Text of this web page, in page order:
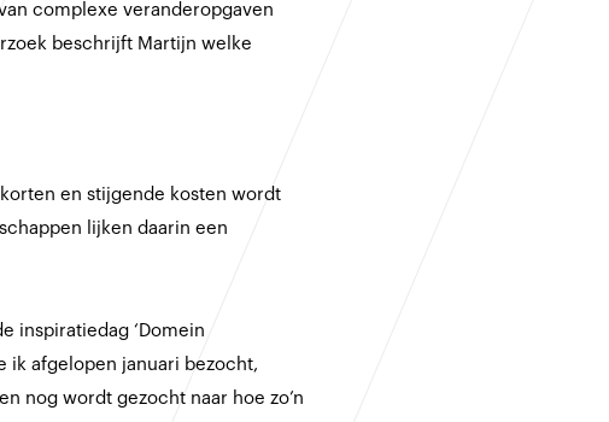
complexe veranderopgaven
beschrijft Martijn welke
en stijgende kosten wordt
lijken daarin een
inspiratiedag ‘Domein
ik afgelopen januari bezocht,
nog wordt gezocht naar hoe zo’n